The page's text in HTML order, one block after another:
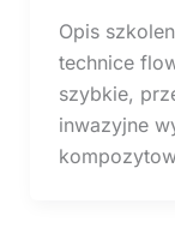
Opis
technice
szybkie,
inwazyjne